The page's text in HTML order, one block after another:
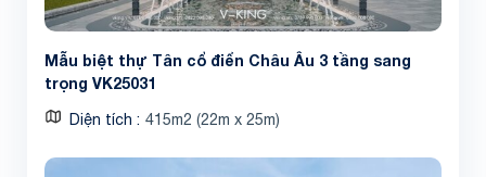
Mẫu biệt thự Tân cổ điển Châu Âu 3 tầng sang
trọng VK25031
Diện tích 415m2 (22m x 25m)